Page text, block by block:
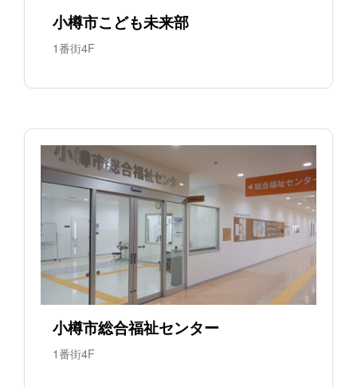
小樽市こども未来部
1番街4F
小樽市総合福祉センター
1番街4F